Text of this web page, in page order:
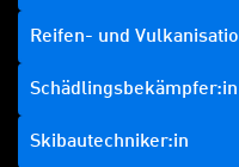
Reifen- und
Schädlingsbekämpfer:in
Skibautechniker:in